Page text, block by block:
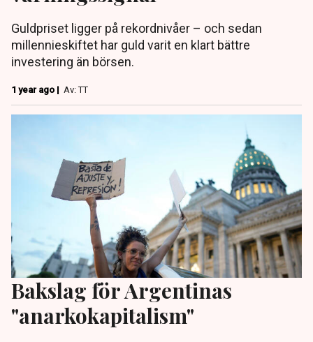
Guldpriset ligger på rekordnivåer – och sedan
millennieskiftet har guld varit en klart bättre
investering än börsen.
1 year ago | Av: TT
Bakslag för Argentinas
"anarkokapitalism"